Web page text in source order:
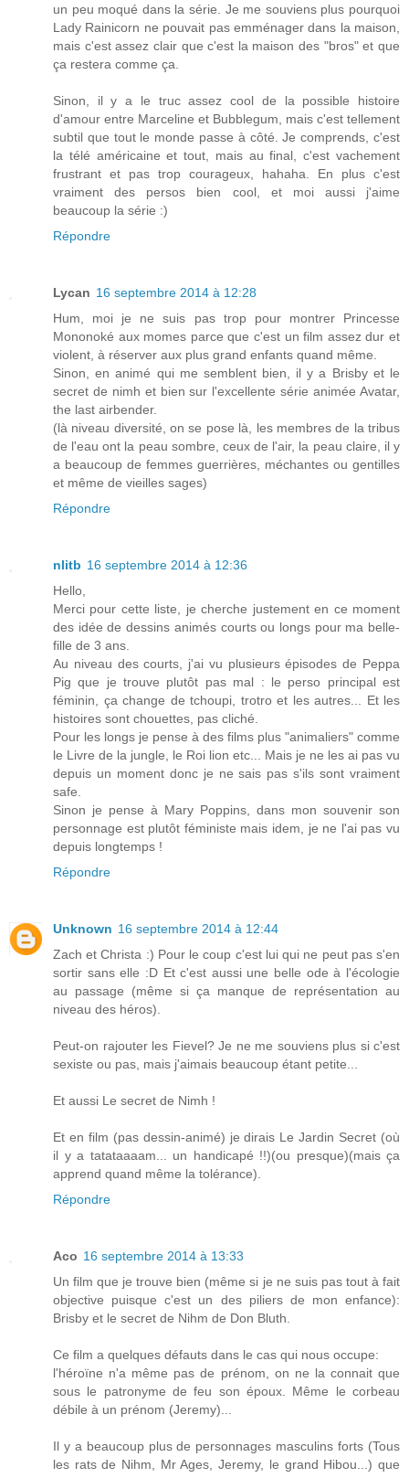
un peu moqué dans la série. Je me souviens plus pourquoi
Lady Rainicorn ne pouvait pas emménager dans la maison,
mais c'est assez clair que c'est la maison des "bros" et que
ça restera comme ça.
Sinon, il y a le truc assez cool de la possible histoire
d'amour entre Marceline et Bubblegum, mais c'est tellement
subtil que tout le monde passe à côté. Je comprends, c'est
la télé américaine et tout, mais au final, c'est vachement
frustrant et pas trop courageux, hahaha. En plus c'est
vraiment des persos bien cool, et moi aussi j'aime
beaucoup la série :)
Répondre
Lycan 16 septembre 2014 à 12:28
Hum, moi je ne suis pas trop pour montrer Princesse
Mononoké aux momes parce que c'est un film assez dur et
violent, à réserver aux plus grand enfants quand même.
Sinon, en animé qui me semblent bien, il y a Brisby et le
secret de nimh et bien sur l'excellente série animée Avatar,
the last airbender.
(là niveau diversité, on se pose là, les membres de la tribus
de l'eau ont la peau sombre, ceux de l'air, la peau claire, il y
a beaucoup de femmes guerrières, méchantes ou gentilles
et même de vieilles sages)
Répondre
nlitb 16 septembre 2014 à 12:36
Hello,
Merci pour cette liste, je cherche justement en ce moment
des idée de dessins animés courts ou longs pour ma belle-
fille de 3 ans.
Au niveau des courts, j'ai vu plusieurs épisodes de Peppa
Pig que je trouve plutôt pas mal : le perso principal est
féminin, ça change de tchoupi, trotro et les autres... Et les
histoires sont chouettes, pas cliché.
Pour les longs je pense à des films plus "animaliers" comme
le Livre de la jungle, le Roi lion etc... Mais je ne les ai pas vu
depuis un moment donc je ne sais pas s'ils sont vraiment
safe.
Sinon je pense à Mary Poppins, dans mon souvenir son
personnage est plutôt féministe mais idem, je ne l'ai pas vu
depuis longtemps !
Répondre
Unknown 16 septembre 2014 à 12:44
Zach et Christa :) Pour le coup c'est lui qui ne peut pas s'en
sortir sans elle :D Et c'est aussi une belle ode à l'écologie
au passage (même si ça manque de représentation au
niveau des héros).
Peut-on rajouter les Fievel? Je ne me souviens plus si c'est
sexiste ou pas, mais j'aimais beaucoup étant petite...
Et aussi Le secret de Nimh !
Et en film (pas dessin-animé) je dirais Le Jardin Secret (où
il y a tatataaaam... un handicapé !!)(ou presque)(mais ça
apprend quand même la tolérance).
Répondre
Aco 16 septembre 2014 à 13:33
Un film que je trouve bien (même si je ne suis pas tout à fait
objective puisque c'est un des piliers de mon enfance):
Brisby et le secret de Nihm de Don Bluth.
Ce film a quelques défauts dans le cas qui nous occupe:
l'héroïne n'a même pas de prénom, on ne la connait que
sous le patronyme de feu son époux. Même le corbeau
débile à un prénom (Jeremy)...
Il y a beaucoup plus de personnages masculins forts (Tous
les rats de Nihm, Mr Ages, Jeremy, le grand Hibou...) que